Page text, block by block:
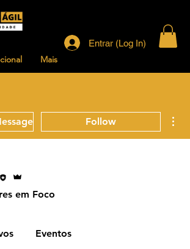
Mais
Entrar (Log In)
Eventos
Follow
em Foco